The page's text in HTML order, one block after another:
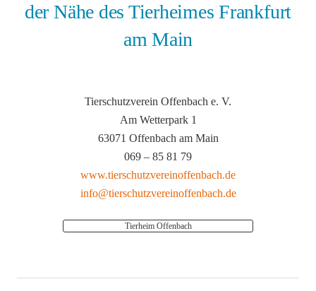
der Nähe des Tierheimes Frankfurt
am Main
Tierschutzverein Offenbach e. V.
Am Wetterpark 1
63071 Offenbach am Main
069 – 85 81 79
www.tierschutzvereinoffenbach.de
info@tierschutzvereinoffenbach.de
Tierheim Offenbach